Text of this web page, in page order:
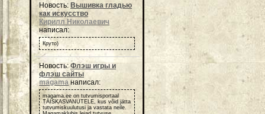
Новость: Вышивка гладью
как искусство
Кирилл Николаевич
написал:
Круто)
Новость:Флэш игры и
флэш сайты
magama написал:
magama.ee on tutvumisportaal
TÄISKASVANUTELE, kus võid jätta
tutvumiskuulutusi ja vastata neile.